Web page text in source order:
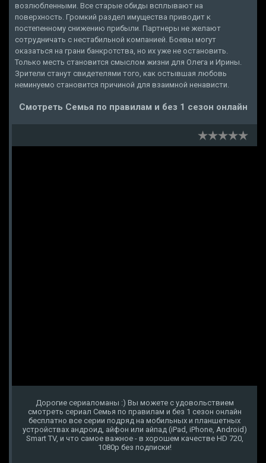
возлюбленными. Все старые обиды всплывают на
поверхность. Громкий раздел имущества приводит к
постепенному снижению прибыли. Партнеры не желают
сотрудничать с нестабильной компанией. Боевы могут
оказаться на грани банкротства, но их уже не остановить.
Только месть становится смыслом жизни для Олега и Ирины.
Зрители станут свидетелями того, как остывшая любовь
неминуемо становится причиной для взаимной ненависти.
Смотреть Семья по правилам и без 1 сезон онлайн
Дорогие сериаломаны :) Вы можете с удовольствием
смотреть сериал Семья по правилам и без 1 сезон онлайн
бесплатно все серии подряд на мобильных и планшетных
устройствах андроид, айфон или айпад (iPad, iPhone, Android)
Smart TV, и что самое важное - в хорошем качестве HD 720,
1080p без подписки!